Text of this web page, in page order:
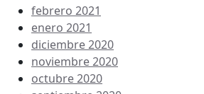
febrero 2021
enero 2021
diciembre 2020
noviembre 2020
octubre 2020